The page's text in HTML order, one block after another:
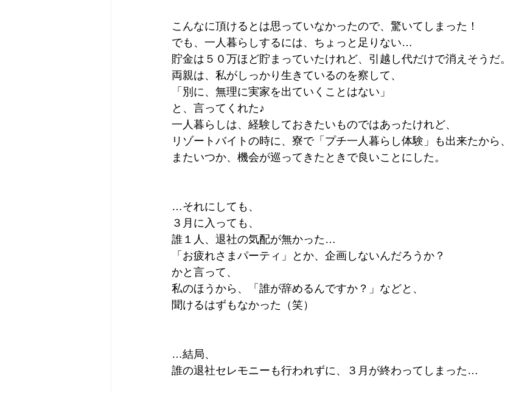
こんなに頂けるとは思っていなかったので、驚いてしまった！
でも、一人暮らしするには、ちょっと足りない…
貯金は５０万ほど貯まっていたけれど、引越し代だけで消えそうだ。
両親は、私がしっかり生きているのを察して、
「別に、無理に実家を出ていくことはない」
と、言ってくれた♪
一人暮らしは、経験しておきたいものではあったけれど、
リゾートバイトの時に、寮で「プチ一人暮らし体験」も出来たから、
またいつか、機会が巡ってきたときで良いことにした。
…それにしても、
３月に入っても、
誰１人、退社の気配が無かった…
「お疲れさまパーティ」とか、企画しないんだろうか？
かと言って、
私のほうから、「誰が辞めるんですか？」などと、
聞けるはずもなかった（笑）
…結局、
誰の退社セレモニーも行われずに、３月が終わってしまった…